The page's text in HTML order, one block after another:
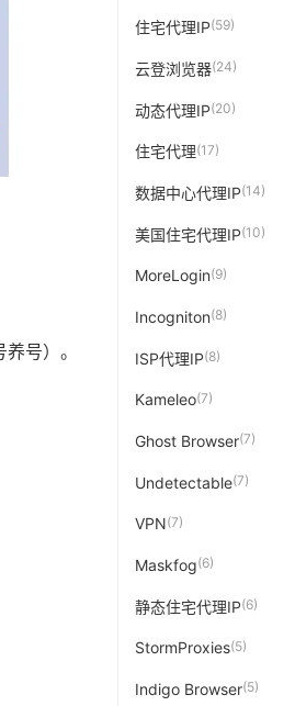
号）。
住宅代理IP(59)
云登浏览器(24)
动态代理IP(20)
住宅代理(17)
数据中心代理IP(14)
美国住宅代理IP(10)
MoreLogin(9)
Incogniton(8)
ISP代理IP(8)
Kameleo(7)
Ghost Browser(7)
Undetectable(7)
VPN(7)
Maskfog(6)
静态住宅代理IP(6)
StormProxies(5)
Indigo Browser(5)